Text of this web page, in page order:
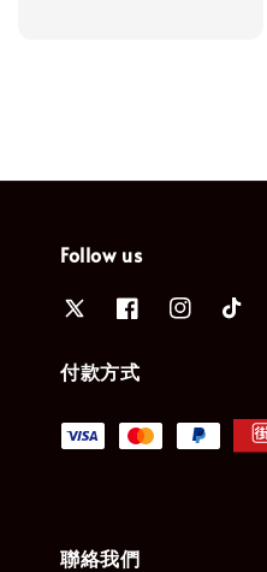
Follow us
付款方式
聯絡我們